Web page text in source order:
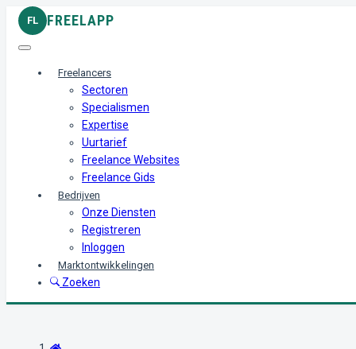
FL FREELAPP
Freelancers
Sectoren
Specialismen
Expertise
Uurtarief
Freelance Websites
Freelance Gids
Bedrijven
Onze Diensten
Registreren
Inloggen
Marktontwikkelingen
Zoeken